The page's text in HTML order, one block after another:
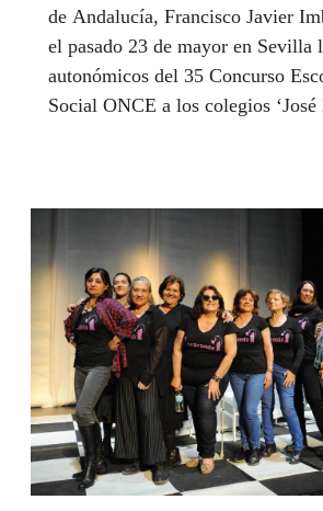
de Andalucía, Francisco Javier
el pasado 23 de mayor en Sevilla
autonómicos del 35 Concurso
Social ONCE a los colegios
público con la ONCE como
aseguró que la educación inclusiva
línea estratégica” en el trabajo de